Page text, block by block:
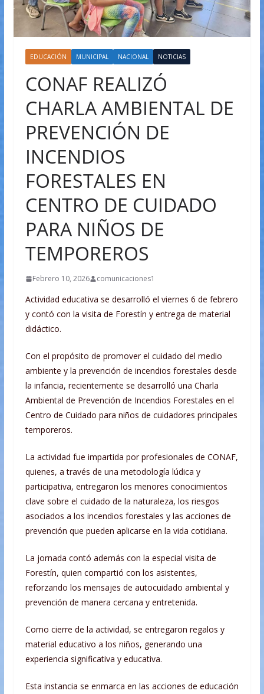
EDUCACIÓN MUNICIPAL NACIONAL NOTICIAS
CONAF REALIZÓ
CHARLA AMBIENTAL DE
PREVENCIÓN DE
INCENDIOS
FORESTALES EN
CENTRO DE CUIDADO
PARA NIÑOS DE
TEMPOREROS
Febrero 10, 2026 comunicaciones1
Actividad educativa se desarrolló el viernes 6 de febrero
y contó con la visita de Forestín y entrega de material
didáctico.
Con el propósito de promover el cuidado del medio
ambiente y la prevención de incendios forestales desde
la infancia, recientemente se desarrolló una Charla
Ambiental de Prevención de Incendios Forestales en el
Centro de Cuidado para niños de cuidadores principales
temporeros.
La actividad fue impartida por profesionales de CONAF,
quienes, a través de una metodología lúdica y
participativa, entregaron los menores conocimientos
clave sobre el cuidado de la naturaleza, los riesgos
asociados a los incendios forestales y las acciones de
prevención que pueden aplicarse en la vida cotidiana.
La jornada contó además con la especial visita de
Forestín, quien compartió con los asistentes,
reforzando los mensajes de autocuidado ambiental y
prevención de manera cercana y entretenida.
Como cierre de la actividad, se entregaron regalos y
material educativo a los niños, generando una
experiencia significativa y educativa.
Esta instancia se enmarca en las acciones de educación